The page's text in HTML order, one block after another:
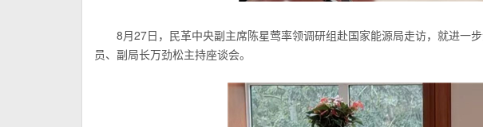
8月27日，民革中央副主席陈星莺率领调研组赴国家能源局走访，就进一
员、副局长万劲松主持座谈会。